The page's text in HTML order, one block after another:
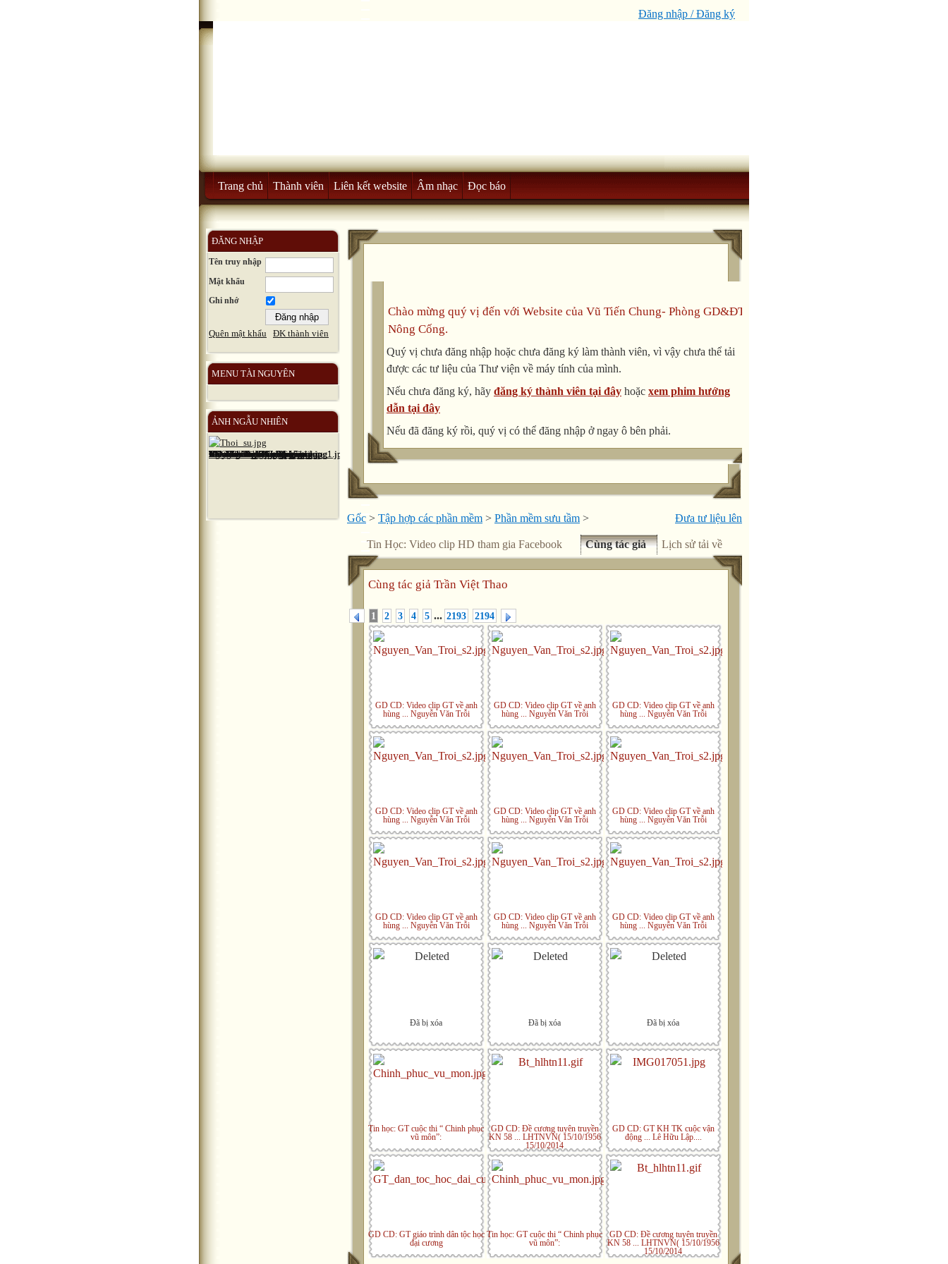
Đăng nhập / Đăng ký
Trang chủ Thành viên Liên kết website Âm nhạc Đọc báo
ĐĂNG NHẬP
Tên truy nhập
Mật khẩu
Ghi nhớ
Quên mật khẩu ĐK thành viên
MENU TÀI NGUYÊN
ẢNH NGẪU NHIÊN
Chào mừng quý vị đến với Website của Vũ Tiến Chung- Phòng GD&ĐT
Nông Cống.
Quý vị chưa đăng nhập hoặc chưa đăng ký làm thành viên, vì vậy chưa thể tải
được các tư liệu của Thư viện về máy tính của mình.
Nếu chưa đăng ký, hãy đăng ký thành viên tại đây hoặc xem phim hướng
dẫn tại đây
Nếu đã đăng ký rồi, quý vị có thể đăng nhập ở ngay ô bên phải.
Đưa tư liệu lên
Gốc > Tập hợp các phần mềm > Phần mềm sưu tầm >
Tin Học: Video clip HD tham gia Facebook Cùng tác giả Lịch sử tải về
Cùng tác giả Trần Việt Thao
1 2 3 4 5 ... 2193 2194
GD CD: Video clip GT về anh
hùng ... Nguyễn Văn Trỗi
GD CD: Video clip GT về anh
hùng ... Nguyễn Văn Trỗi
GD CD: Video clip GT về anh
hùng ... Nguyễn Văn Trỗi
GD CD: Video clip GT về anh
hùng ... Nguyễn Văn Trỗi
GD CD: Video clip GT về anh
hùng ... Nguyễn Văn Trỗi
GD CD: Video clip GT về anh
hùng ... Nguyễn Văn Trỗi
GD CD: Video clip GT về anh
hùng ... Nguyễn Văn Trỗi
GD CD: Video clip GT về anh
hùng ... Nguyễn Văn Trỗi
GD CD: Video clip GT về anh
hùng ... Nguyễn Văn Trỗi
Đã bị xóa Đã bị xóa Đã bị xóa
Tin học: GT cuộc thi “ Chinh phục
vũ môn”:
GD CD: Đề cương tuyên truyền
KN 58 ... LHTNVN( 15/10/1956
15/10/2014
GD CD: GT KH TK cuộc vận
động ... Lê Hữu Lập....
GD CD: GT giáo trình dân tộc học
đại cương
Tin học: GT cuộc thi “ Chinh phục
vũ môn”:
GD CD: Đề cương tuyên truyền
KN 58 ... LHTNVN( 15/10/1956
15/10/2014